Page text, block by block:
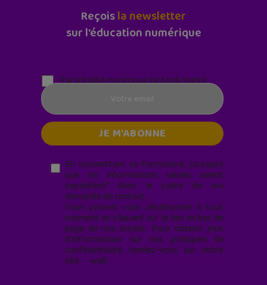
Reçoisla newsletter
sur l'éducation numérique
Parentalité numérique (le lundi matin)
En soumettant ce formulaire, j’accepte
que les informations saisies soient
exploitées* dans le cadre de ma
demande de contact.
Vous pouvez vous désabonner à tout
moment en cliquant sur le lien en bas de
page de nos emails. Pour obtenir plus
d'informations sur nos pratiques de
confidentialité, rendez-vous sur notre
site web